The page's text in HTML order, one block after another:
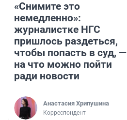
«Снимите это
немедленно»:
журналистке НГС
пришлось раздеться,
чтобы попасть в суд, —
на что можно пойти
ради новости
Анастасия Хрипушина
Корреспондент